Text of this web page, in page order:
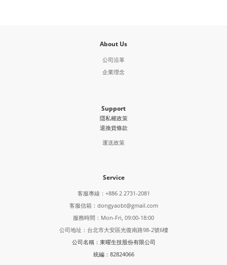
About Us
公司沿革
企業理念
Support
隱私權政策
退換貨條款
運送政策
Service
客服專線：+886 2 2731-2081
客服信箱：dongyaobt@gmail.com
服務時間：Mon-Fri, 09:00-18:00
公司地址：台北市大安區光復南路98-2號6樓
公司名稱：東曜生技股份有限公司
統編：82824066